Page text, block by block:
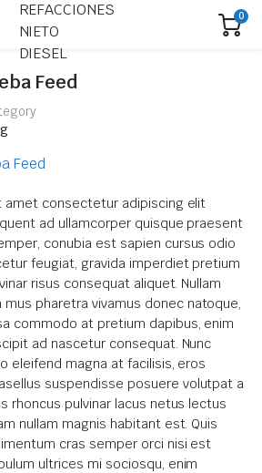
0
Feed
amet consectetur adipiscing elit
ad ullamcorper quisque praesent
conubia est sapien cursus odio
feugiat, gravida imperdiet pretium
risus consequat aliquet. Nullam
pharetra vivamus donec natoque,
commodo at pretium dapibus, enim
ad nascetur consequat. Nunc
eleifend magna at facilisis, eros
suspendisse posuere volutpat a
rhoncus pulvinar lacus netus lectus
nullam magnis habitant est. Quis
cras semper orci nisi est
ultrices mi sociosqu, enim